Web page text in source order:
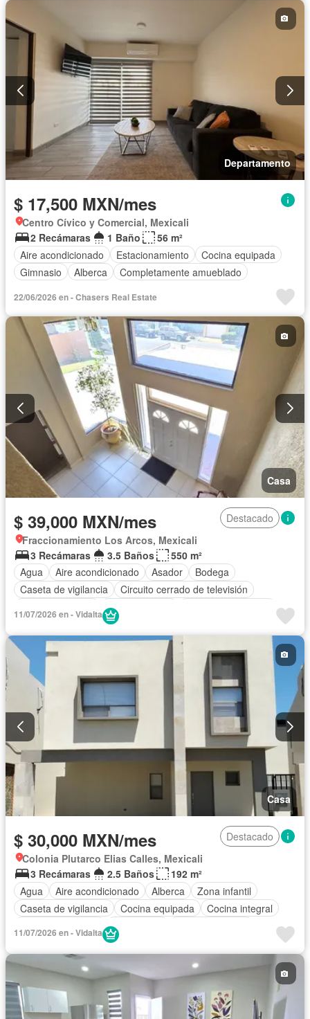
Departamento
$ 17,500 MXN/mes
Centro Cívico y Comercial, Mexicali
2 Recámaras
1 Baño
56 m²
Aire acondicionado
Estacionamiento
Cocina equipada
Gimnasio
Alberca Completamente amueblado
22/06/2026 en - Chasers Real Estate
Casa
$ 39,000 MXN/mes
Destacado
Fraccionamiento Los Arcos, Mexicali
3 Recámaras
3.5 Baños
550 m²
Agua
Aire acondicionado Asador
Bodega
Caseta de vigilancia
Circuito cerrado de televisión
Cocina integral
Electricidad
Gas natural
Internet Jardín
Despacho
Recámara con closet
Seguridad
Televisión por cable
Terraza Vista panorámica
Zonas verdes
Permite mascotas
Permite niños
Completamente amueblado
11/07/2026 en - Vidalta
Casa
$ 30,000 MXN/mes
Destacado
Colonia Plutarco Elias Calles, Mexicali
3 Recámaras
2.5 Baños
192 m²
Agua
Aire acondicionado Alberca
Zona infantil
Caseta de vigilancia
Cocina equipada
Cocina integral
Electricidad
Internet
Televisión por cable Vista panorámica
Wifi
Zonas verdes
Completamente amueblado
11/07/2026 en - Vidalta